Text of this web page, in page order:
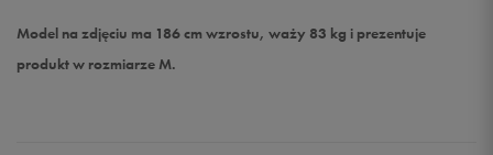
Model na zdjęciu ma 186 cm wzrostu, waży 83 kg i prezentuje
produkt w rozmiarze M.